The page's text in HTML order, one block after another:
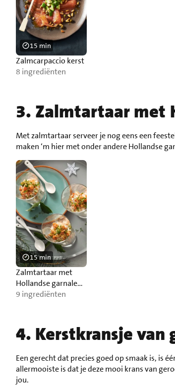
Zalmcarpaccio kerst
8 ingrediënten
15 min
3. Zalmtartaar met
Met zalmtartaar serveer je nog eens een
maken ‘m hier met onder andere Hollandse
Zalmtartaar met
Hollandse garnalen
en tuinkers
9 ingrediënten
15 min
4. Kerstkransje van
Een gerecht dat precies goed op smaak is, is
allermooiste is dat je deze mooi krans van
jou.